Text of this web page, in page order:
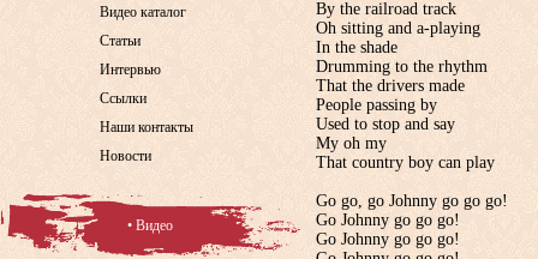
By the railroad track
Oh sitting and a-playing
In the shade
Drumming to the rhythm
That the drivers made
People passing by
Used to stop and say
My oh my
That country boy can play
Go go, go Johnny go go go!
Go Johnny go go go!
Go Johnny go go go!
Видео каталог
Статьи
Интервью
Ссылки
Наши контакты
Новости
• Видео